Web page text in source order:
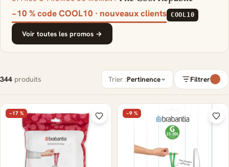
−10 % code COOL10 · nouveaux clients COOL10
Voir toutes les promos →
344 produits Trier :Pertinence Filtrer
−17 % −9 %